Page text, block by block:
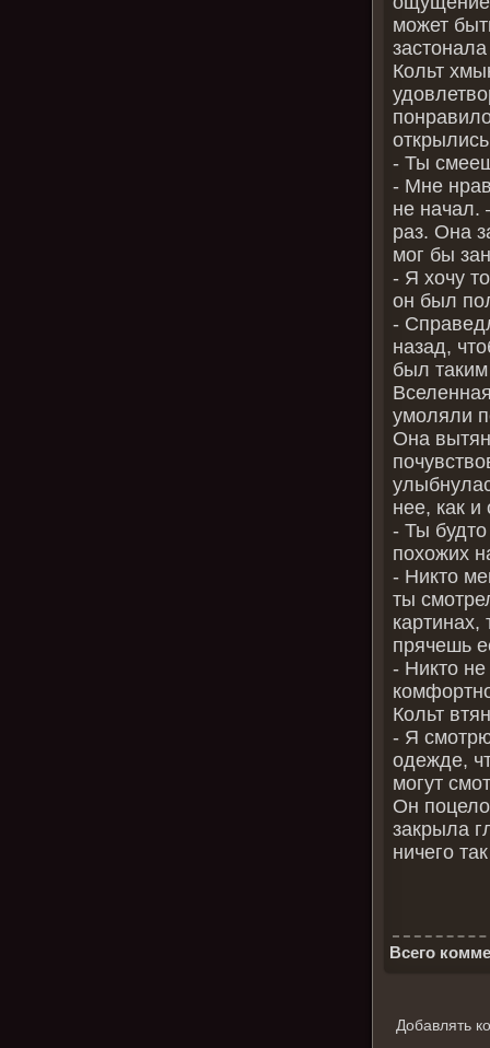
может
Кольт
- Ты
- Мне
не начал.
раз. Она
мог бы
- Я хочу
он был
-
назад,
был
умоляли
Она
нее, как и
- Ты
похожих
- Никто
ты
картинах,
прячешь
- Никто
Кольт
- Я
одежде,
могут
Он
закрыла
ничего
Всего
Добавлять